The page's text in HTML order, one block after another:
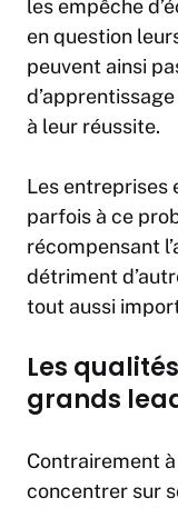
les empêche
en question
peuvent ainsi
à leur réussite.
Les entreprises
parfois à ce
récompensant
détriment
tout aussi
Les
grands
Contrairement à
concentrer sur